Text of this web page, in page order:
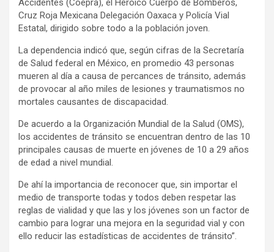
Accidentes (Coepra), el Heroico Cuerpo de Bomberos,
Cruz Roja Mexicana Delegación Oaxaca y Policía Vial
Estatal, dirigido sobre todo a la población joven.
La dependencia indicó que, según cifras de la Secretaría
de Salud federal en México, en promedio 43 personas
mueren al día a causa de percances de tránsito, además
de provocar al año miles de lesiones y traumatismos no
mortales causantes de discapacidad.
De acuerdo a la Organización Mundial de la Salud (OMS),
los accidentes de tránsito se encuentran dentro de las 10
principales causas de muerte en jóvenes de 10 a 29 años
de edad a nivel mundial.
De ahí la importancia de reconocer que, sin importar el
medio de transporte todas y todos deben respetar las
reglas de vialidad y que las y los jóvenes son un factor de
cambio para lograr una mejora en la seguridad vial y con
ello reducir las estadísticas de accidentes de tránsito”.